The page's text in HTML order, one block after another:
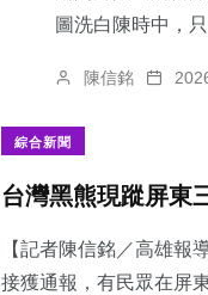
圖洗白陳時中，
陳信銘
綜合新聞
台灣黑熊現蹤屏東
【記者陳信銘／高雄報
接獲通報，有民眾在屏